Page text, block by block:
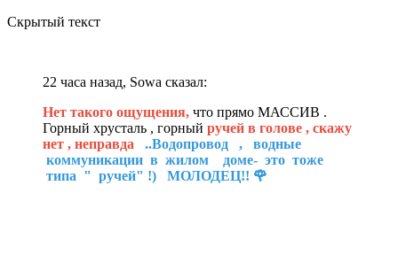
Скрытый текст
22 часа назад, Sowa сказал:
Нет такого ощущения, что прямо МАССИВ .
Горный хрусталь , горный ручей в голове , скажу
нет , неправда ..Водопровод , водные
коммуникации в жилом доме- это тоже
типа " ручей" !) МОЛОДЕЦ!! 🌹